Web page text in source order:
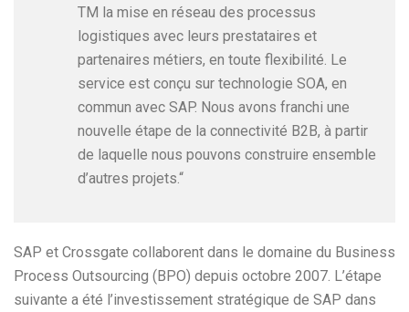
TM la mise en réseau des processus
logistiques avec leurs prestataires et
partenaires métiers, en toute flexibilité. Le
service est conçu sur technologie SOA, en
commun avec SAP. Nous avons franchi une
nouvelle étape de la connectivité B2B, à partir
de laquelle nous pouvons construire ensemble
d’autres projets.“
SAP et Crossgate collaborent dans le domaine du Business
Process Outsourcing (BPO) depuis octobre 2007. L’étape
suivante a été l’investissement stratégique de SAP dans